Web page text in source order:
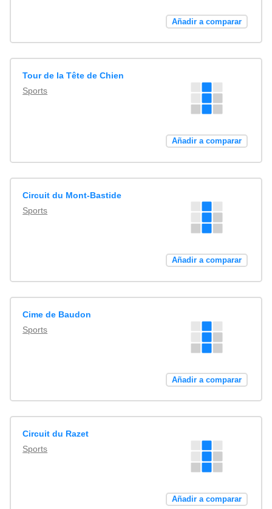
Añadir a comparar
Tour de la Tête de Chien
Sports
Añadir a comparar
Circuit du Mont-Bastide
Sports
Añadir a comparar
Cime de Baudon
Sports
Añadir a comparar
Circuit du Razet
Sports
Añadir a comparar